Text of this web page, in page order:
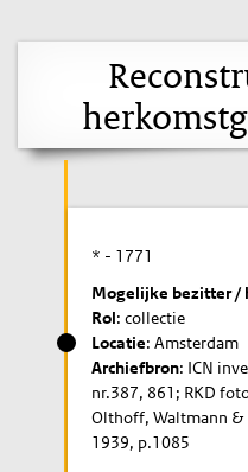
* - 1771
Mogelijke bezitter /
Rol: collectie
Locatie: Amsterdam
Archiefbron: ICN
nr.387, 861; RKD
Olthoff, Waltmann &
1939, p.1085